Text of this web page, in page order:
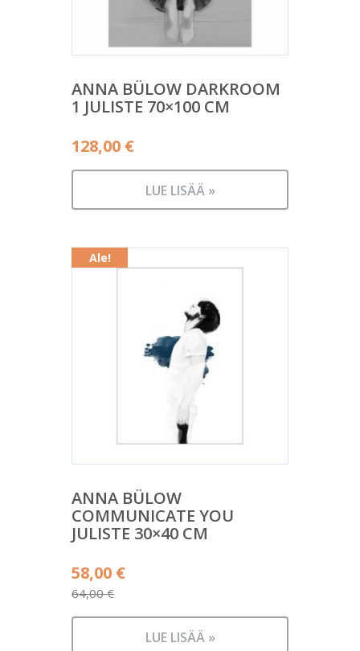
ANNA BÜLOW DARKROOM
1 JULISTE 70×100 CM
128,00 €
LUE LISÄÄ »
Ale!
ANNA BÜLOW
COMMUNICATE YOU
JULISTE 30×40 CM
64,00€
Alkuperäinen
hinta
oli:
58,00 €
Nykyinen
LUE LISÄÄ »